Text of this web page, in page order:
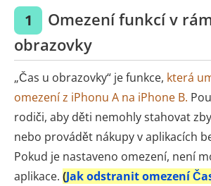
1
Omezení funkcí v
obrazovky
„Čas u obrazovky“ je funkce, která
omezení z iPhonu A na iPhone B.
rodiči, aby děti nemohly stahovat
nebo provádět nákupy v aplikacích
Pokud je nastaveno omezení, není
aplikace. (Jak odstranit omezení